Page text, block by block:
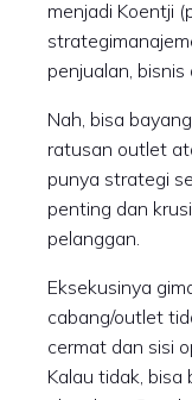
menjadi Koentji
penjualan,
Nah, bisa
ratusan outlet
punya strategi
penting dan
pelanggan.
Eksekusinya
cabang/outlet
cermat dan sisi
Kalau tidak,